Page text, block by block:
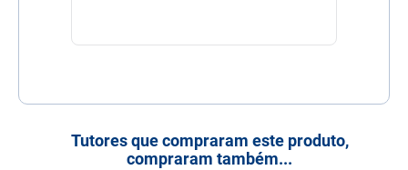
Tutores que compraram este produto,
compraram também...